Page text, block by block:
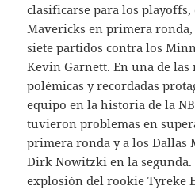
clasificarse para los
Mavericks en primera
siete partidos contra los
Kevin Garnett. En una de las
polémicas y recordadas
equipo en la historia de la
tuvieron problemas en
primera ronda y a los Dallas
Dirk Nowitzki en la segunda.
explosión del rookie Tyreke